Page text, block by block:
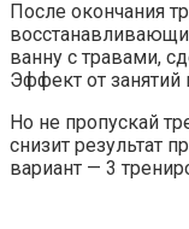
После окончания
ванну с травами,
Эффект от
Но не пропускай
снизит результат
вариант — 3